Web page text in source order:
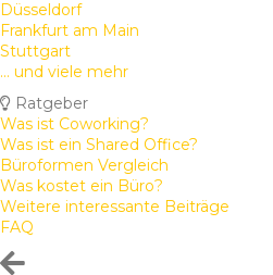
Düsseldorf
Frankfurt am Main
Stuttgart
... und viele mehr
Ratgeber
Was ist Coworking?
Was ist ein Shared Office?
Büroformen Vergleich
Was kostet ein Büro?
Weitere interessante Beiträge
FAQ